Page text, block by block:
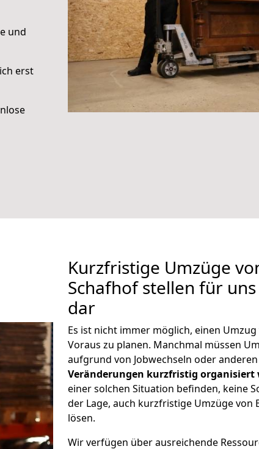
und
erst
Kurzfristige Umzüge
Schafhof stellen für
dar
Es ist nicht immer möglich, einen
Voraus zu planen. Manchmal müssen
aufgrund von Jobwechseln oder
Veränderungen kurzfristig organisiert
einer solchen Situation befinden, keine
der Lage, auch kurzfristige Umzüge von
lösen.
Wir verfügen über ausreichende